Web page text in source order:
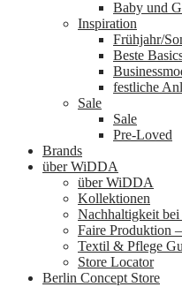
Baby und
Inspiration
Frühjahr/
Beste
festliche
Sale
Sale
Pre-Loved
Brands
über WiDDA
über WiDDA
Kollektionen
Nachhaltigkeit
Faire Produktion
Textil & Pflege
Store Locator
Berlin Concept Store